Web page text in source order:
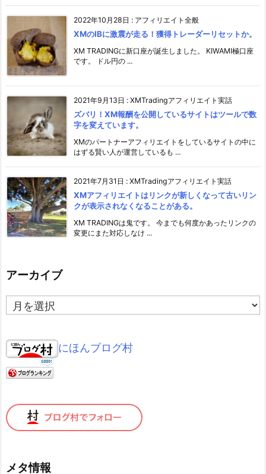
2022年10月28日 : アフィリエイト全般
XMのIBに激震が走る！獲得トレーダーリセットか。
XM TRADINGに新口座が誕生しました。 KIWAMI極口座
です。 ドル円の ...
2021年9月13日 : XMTradingアフィリエイト実話
ズバリ！XM報酬を公開しているサイトはツールで数
字を変えています。
XMのパートナーアフィリエイトをしているサイトの中に
はずる賢い人が運営しているも ...
2021年7月31日 : XMTradingアフィリエイト実話
XMアフィリエイトはリンクが新しくなって古いリン
クが表示されなくなることがある。
XM TRADINGは鬼です。 今までも何度かあったリンクの
変更にまた対応しなけ ...
アーカイブ
ア
ー
イ
ブ
にほんブログ村
メタ情報